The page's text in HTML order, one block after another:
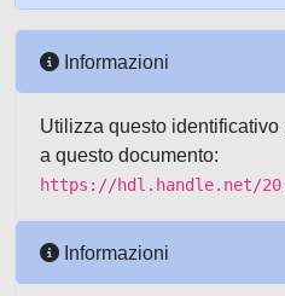
Informazioni
Utilizza questo
a questo documento:
https://hdl.handle.net/
Informazioni